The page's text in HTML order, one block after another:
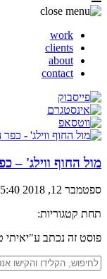
work
clients
about
contact
מול החוף ווילג' –
ספטמבר 12, 2018 5:40 am
תחת קטגוריות:
פוסט זה נכתב ע"יאיתי